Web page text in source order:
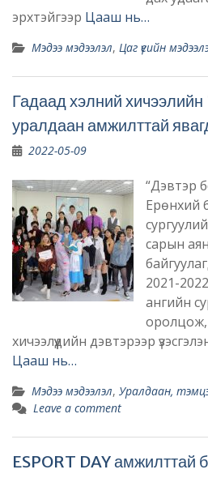
эрхтэйгээр Цааш нь…
Мэдээ мэдээлэл, Цаг үеийн
Гадаад хэлний хичээлийн
уралдаан амжилттай
2022-05-09
“Дэвтэр
Ерөнхий
сарын
2021-
ангийн
оролцож,
хичээлүүдийн дэвтэрээр
Цааш нь…
Мэдээ мэдээлэл, Уралдаан,
Leave a comment
ESPORT DAY амжилттай